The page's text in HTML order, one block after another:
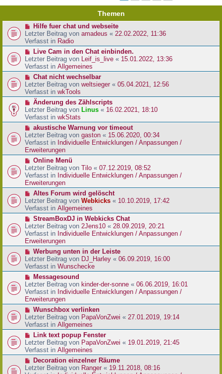
Themen
N
e
u
e
r
B
e
t
r
a
g
Hilfe fuer chat und webseite
Letzter Beitrag von amadeus « 22.02.2022, 11:36
Verfasst in Radio
N
e
u
e
r
B
e
t
r
a
g
Live Cam in den Chat einbinden.
Letzter Beitrag von Leif_is_live « 15.01.2022, 13:36
Verfasst in Allgemeines
N
e
u
e
r
B
e
t
r
a
g
Chat nicht wechselbar
Letzter Beitrag von weltsieger « 05.04.2021, 12:56
Verfasst in wkTools
N
e
u
e
r
B
e
i
r
a
g
Änderung des Zählscripts
Letzter Beitrag von Linus « 16.02.2021, 18:10
Verfasst in wkStats
N
e
u
e
r
B
e
i
t
a
g
akustische Warnung vor timeout
Letzter Beitrag von gaston « 15.06.2020, 00:34
Verfasst in Individuelle Entwicklungen / Anpassungen /
Erweiterungen
N
e
u
e
r
B
e
i
r
a
g
Online Menü
Letzter Beitrag von Tilo « 07.12.2019, 08:52
Verfasst in Individuelle Entwicklungen / Anpassungen /
Erweiterungen
N
e
u
e
r
B
e
i
r
a
g
Altes Forum wird gelöscht
Letzter Beitrag von Webkicks « 10.10.2019, 17:42
Verfasst in Allgemeines
N
e
u
e
r
B
e
i
r
a
g
StreamBoxDJ in Webkicks Chat
Letzter Beitrag von 2Jens10 « 28.09.2019, 20:21
Verfasst in Individuelle Entwicklungen / Anpassungen /
Erweiterungen
N
e
u
e
r
B
e
i
r
a
g
Werbung unten in der Leiste
Letzter Beitrag von DJ_Harley « 06.09.2019, 16:00
Verfasst in Wunschecke
N
e
u
e
r
B
e
i
r
a
g
Messagesound
Letzter Beitrag von kinder-der-sonne « 06.06.2019, 16:01
Verfasst in Individuelle Entwicklungen / Anpassungen /
Erweiterungen
N
e
u
e
r
B
e
t
Wunschbox verlinken
Letzter Beitrag von PapaVonZwei « 27.01.2019, 19:14
Verfasst in Allgemeines
N
e
u
e
r
B
Link text popup Fenster
Letzter Beitrag von PapaVonZwei « 19.01.2019, 21:45
Verfasst in Allgemeines
N
e
Decoration einzelner Räume
Letzter Beitrag von Ranger « 19.11.2018, 08:16